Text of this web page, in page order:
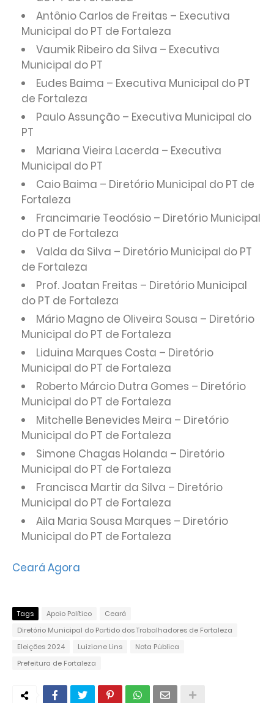
Antônio Carlos de Freitas – Executiva
Municipal do PT de Fortaleza
Vaumik Ribeiro da Silva – Executiva
Municipal do PT
Eudes Baima – Executiva Municipal do PT
de Fortaleza
Paulo Assunção – Executiva Municipal do
PT
Mariana Vieira Lacerda – Executiva
Municipal do PT
Caio Baima – Diretório Municipal do PT de
Fortaleza
Francimarie Teodósio – Diretório Municipal
do PT de Fortaleza
Valda da Silva – Diretório Municipal do PT
de Fortaleza
Prof. Joatan Freitas – Diretório Municipal
do PT de Fortaleza
Mário Magno de Oliveira Sousa – Diretório
Municipal do PT de Fortaleza
Liduina Marques Costa – Diretório
Municipal do PT de Fortaleza
Roberto Márcio Dutra Gomes – Diretório
Municipal do PT de Fortaleza
Mitchelle Benevides Meira – Diretório
Municipal do PT de Fortaleza
Simone Chagas Holanda – Diretório
Municipal do PT de Fortaleza
Francisca Martir da Silva – Diretório
Municipal do PT de Fortaleza
Aila Maria Sousa Marques – Diretório
Municipal do PT de Fortaleza
Ceará Agora
Tags Apoio Político
Ceará
Diretório Municipal do Partido dos Trabalhadores de Fortaleza
Eleições 2024
Luiziane Lins
Nota Pública
Prefeitura de Fortaleza